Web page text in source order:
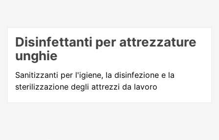
Disinfettanti per attrezzature
unghie
Sanitizzanti per l'igiene, la disinfezione e la
sterilizzazione degli attrezzi da lavoro